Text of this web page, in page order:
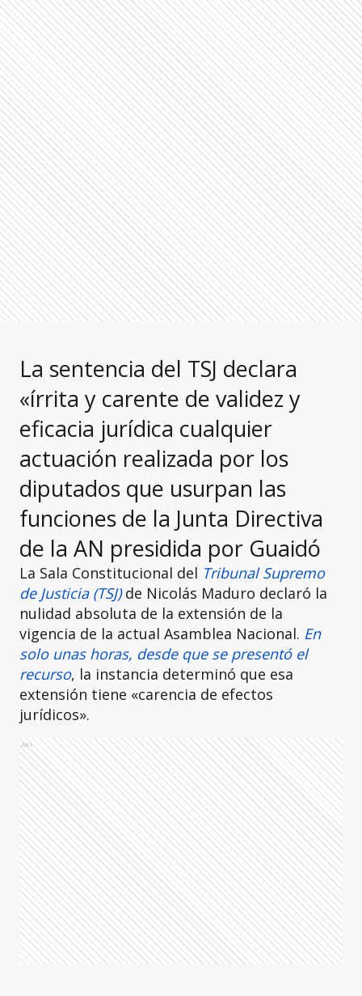
La sentencia del TSJ declara
«írrita y carente de validez y
eficacia jurídica cualquier
actuación realizada por los
diputados que usurpan las
funciones de la Junta Directiva
de la AN presidida por Guaidó
La Sala Constitucional del Tribunal Supremo
de Justicia (TSJ)de Nicolás Maduro declaró la
nulidad absoluta de la extensión de la
vigencia de la actual Asamblea Nacional. En
solo unas horas, desde que se presentó el
recurso, la instancia determinó que esa
extensión tiene «carencia de efectos
jurídicos».
Ads